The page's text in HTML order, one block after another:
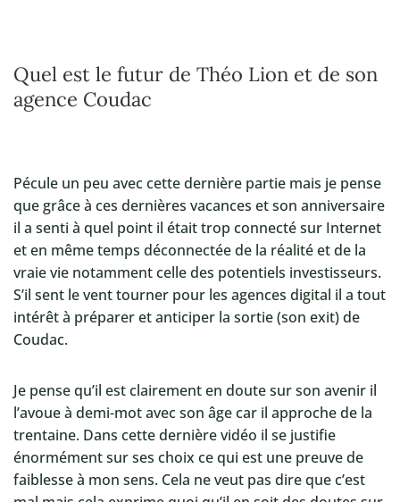
Quel est le futur de Théo Lion et de son
agence Coudac
Pécule un peu avec cette dernière partie mais je pense
que grâce à ces dernières vacances et son anniversaire
il a senti à quel point il était trop connecté sur Internet
et en même temps déconnectée de la réalité et de la
vraie vie notamment celle des potentiels investisseurs.
S’il sent le vent tourner pour les agences digital il a tout
intérêt à préparer et anticiper la sortie (son exit) de
Coudac.
Je pense qu’il est clairement en doute sur son avenir il
l’avoue à demi-mot avec son âge car il approche de la
trentaine. Dans cette dernière vidéo il se justifie
énormément sur ses choix ce qui est une preuve de
faiblesse à mon sens. Cela ne veut pas dire que c’est